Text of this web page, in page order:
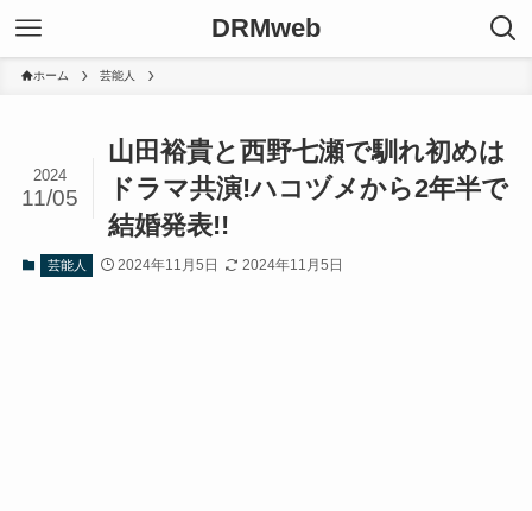
DRMweb
ホーム 芸能人
山田裕貴と西野七瀬で馴れ初めは
ドラマ共演!ハコヅメから2年半で
結婚発表!!
2024
11/05
芸能人 2024年11月5日 2024年11月5日